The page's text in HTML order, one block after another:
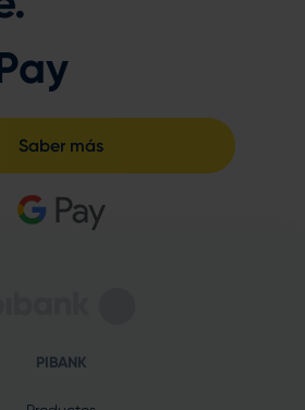
Saber más
PIBANK